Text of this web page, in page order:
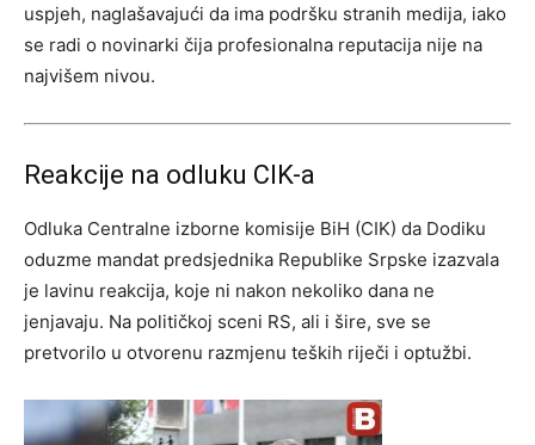
uspjeh, naglašavajući da ima podršku stranih medija, iako
se radi o novinarki čija profesionalna reputacija nije na
najvišem nivou.
Reakcije na odluku CIK-a
Odluka Centralne izborne komisije BiH (CIK) da Dodiku
oduzme mandat predsjednika Republike Srpske izazvala
je lavinu reakcija, koje ni nakon nekoliko dana ne
jenjavaju. Na političkoj sceni RS, ali i šire, sve se
pretvorilo u otvorenu razmjenu teških riječi i optužbi.